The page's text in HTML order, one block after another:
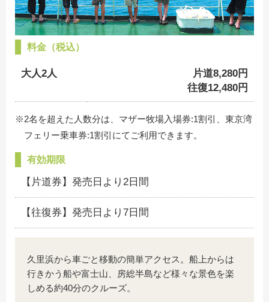
料金（税込）
大人2人
片道8,280円
往復12,480円
※2名を超えた人数分は、マザー牧場入場券:1割引、東京湾
フェリー乗車券:1割引にてご利用できます。
有効期限
【片道券】発売日より2日間
【往復券】発売日より7日間
久里浜から車ごと移動の簡単アクセス。船上からは
行きかう船や富士山、房総半島など様々な景色を楽
しめる約40分のクルーズ。